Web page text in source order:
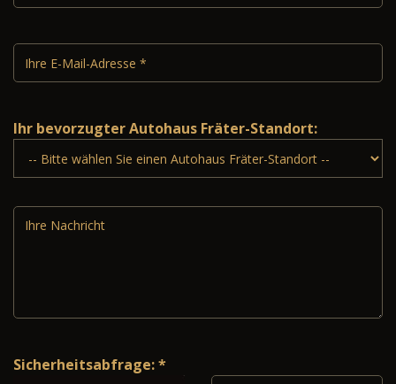
Ihr bevorzugter Autohaus Fräter-Standort:
Sicherheitsabfrage: *